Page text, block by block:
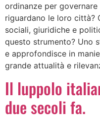
ordinanze per
riguardano le loro città?
sociali, giuridiche e
questo strumento? Uno
e approfondisce in
grande attualità e
Il luppolo
due secoli fa.